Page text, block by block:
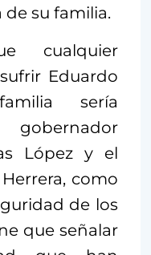
su familia.
cualquier
Eduardo
sería
gobernador
López y el
como
de los
que señalar